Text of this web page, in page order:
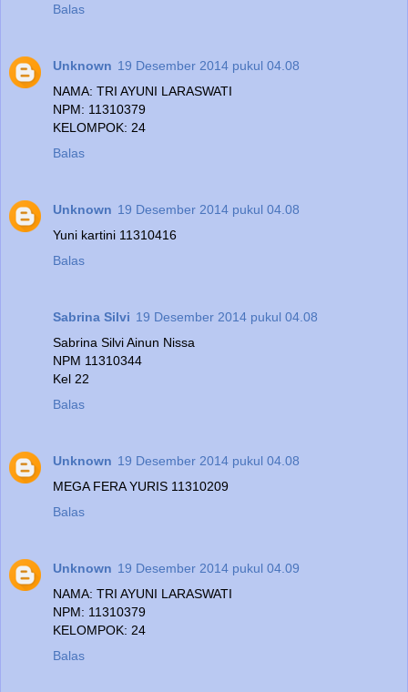
Balas
Unknown 19 Desember 2014 pukul 04.08
NAMA: TRI AYUNI LARASWATI
NPM: 11310379
KELOMPOK: 24
Balas
Unknown 19 Desember 2014 pukul 04.08
Yuni kartini 11310416
Balas
Sabrina Silvi 19 Desember 2014 pukul 04.08
Sabrina Silvi Ainun Nissa
NPM 11310344
Kel 22
Balas
Unknown 19 Desember 2014 pukul 04.08
MEGA FERA YURIS 11310209
Balas
Unknown 19 Desember 2014 pukul 04.09
NAMA: TRI AYUNI LARASWATI
NPM: 11310379
KELOMPOK: 24
Balas